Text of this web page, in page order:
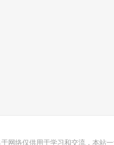
网络仅供用于学习和交流，本站